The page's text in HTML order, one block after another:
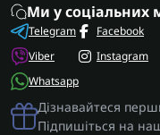
Ми у соціальних
Telegram
Viber
Whatsapp
Facebook
Instagram
Дізнавайтеся
Підпишіться на